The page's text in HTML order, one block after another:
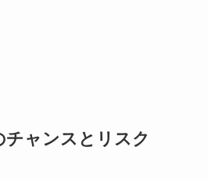
ャンスとリスク